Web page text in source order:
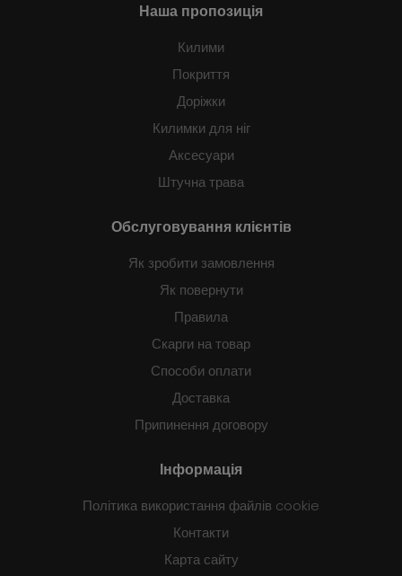
Наша пропозиція
Килими
Покриття
Доріжки
Килимки для ніг
Аксесуари
Штучна трава
Обслуговування клієнтів
Як зробити замовлення
Як повернути
Правила
Скарги на товар
Способи оплати
Доставка
Припинення договору
Інформація
Політика використання файлів cookie
Контакти
Карта сайту